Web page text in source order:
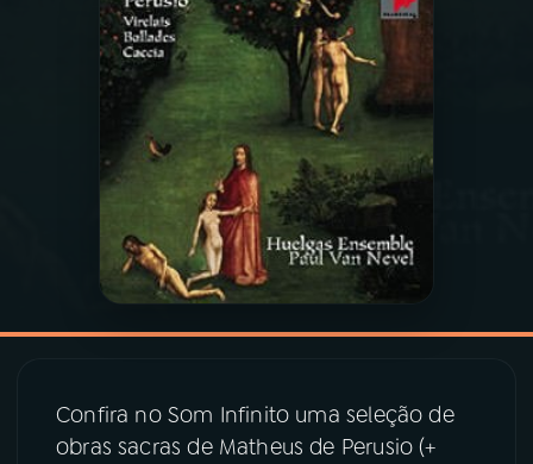
PROGRAMAÇÃO
PROGRAMAS
PODCASTS
VIDEOCASTS
07ÚLTIMAS
08PRÊMIO RÁDIO MEC
Confira no Som Infinito uma seleção de
obras sacras de Matheus de Perusio (+